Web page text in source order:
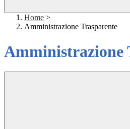
Home >
Amministrazione Trasparente
Amministrazione